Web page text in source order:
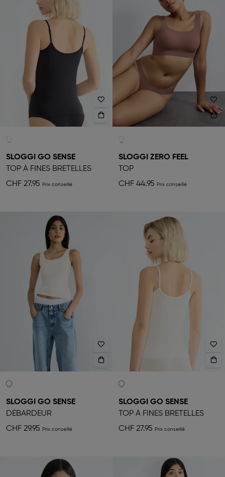
SLOGGI GO SENSE
TOP À FINES BRETELLES
CHF 27.95
SLOGGI ZERO FEEL
TOP
CHF 44.95
SLOGGI GO SENSE
DÉBARDEUR
CHF 29.95
SLOGGI GO SENSE
TOP À FINES BRETELLES
CHF 27.95